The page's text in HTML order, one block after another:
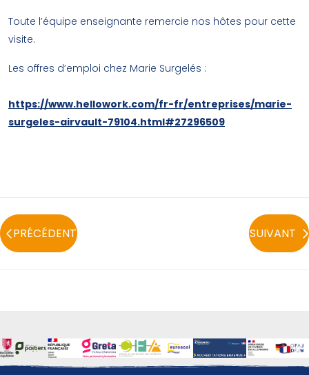
Toute l’équipe enseignante remercie nos hôtes pour cette
visite.
Les offres d’emploi chez Marie Surgelés :
https://www.hellowork.com/fr-fr/entreprises/marie-
surgeles-airvault-79104.html#27296509
PRÉCÉDENT SUIVANT